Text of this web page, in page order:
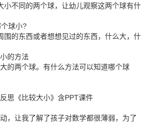
不同的两个球，让幼儿观察这两个球有什
球小?
的东西或者想想见过的东西，什么大，什
的方法
两个球。有什么方法可以知道哪个球
《比较大小》含PPT课件
让我了解了孩子对数学都很薄弱，为了